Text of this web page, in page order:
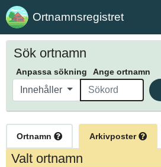
Ortnamnsregistret
Sök ortnamn
Anpassa sökning Ange ortnamn
Innehåller
Ortnamn Arkivposter
Valt ortnamn